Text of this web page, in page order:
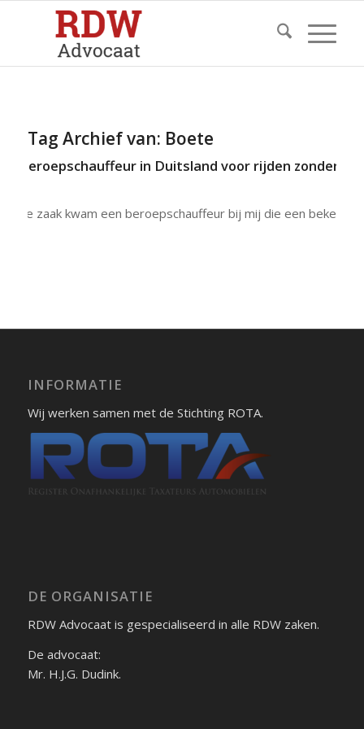
Tag Archief van: Boete
beroepschauffeur in Duitsland voor rijden zonder
deze zaak kwam een beroepschauffeur bij mij die een
INFORMATIE
Wij werken samen met de Stichting ROTA.
DE ORGANISATIE
RDW Advocaat is gespecialiseerd in alle RDW zaken.
De advocaat:
Mr. H.J.G. Dudink.